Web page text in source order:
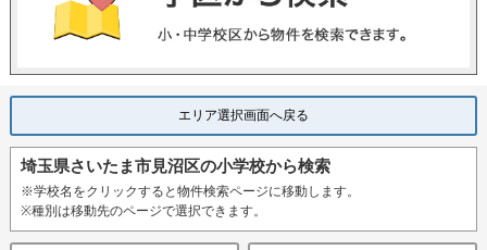
エリア選択画面へ戻る
埼玉県さいたま市見沼区の小学校から検索
※学校名をクリックすると物件検索ページに移動します。
※種別は移動先のページで選択できます。